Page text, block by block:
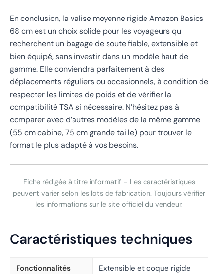
En conclusion, la valise moyenne rigide Amazon Basics
68 cm est un choix solide pour les voyageurs qui
recherchent un bagage de soute fiable, extensible et
bien équipé, sans investir dans un modèle haut de
gamme. Elle conviendra parfaitement à des
déplacements réguliers ou occasionnels, à condition de
respecter les limites de poids et de vérifier la
compatibilité TSA si nécessaire. N’hésitez pas à
comparer avec d’autres modèles de la même gamme
(55 cm cabine, 75 cm grande taille) pour trouver le
format le plus adapté à vos besoins.
Fiche rédigée à titre informatif – Les caractéristiques
peuvent varier selon les lots de fabrication. Toujours vérifier
les informations sur le site officiel du vendeur.
Caractéristiques techniques
Fonctionnalités
Extensible et coque rigide